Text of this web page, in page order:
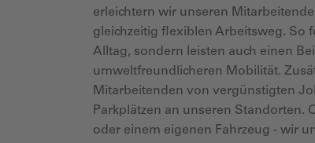
erleichtern wir unseren
gleichzeitig flexiblen Arbeitsweg. So
Alltag, sondern leisten auch einen
umweltfreundlicheren Mobilität.
Mitarbeitenden von vergünstigten
Parkplätzen an unseren Standorten.
oder einem eigenen Fahrzeug - wir